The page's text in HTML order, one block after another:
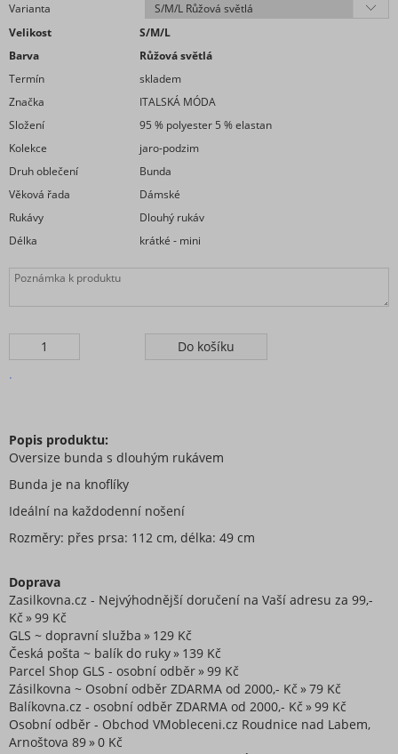
Varianta
Velikost
S/M/L
Barva
Růžová světlá
Termín
skladem
Značka
ITALSKÁ MÓDA
Složení
95 % polyester 5 % elastan
Kolekce
jaro-podzim
Druh oblečení
Bunda
Věková řada
Dámské
Rukávy
Dlouhý rukáv
Délka
krátké - mini
.
Popis produktu:
Oversize bunda s dlouhým rukávem
Bunda je na knoflíky
Ideální na každodenní nošení
Rozměry: přes prsa: 112 cm, délka: 49 cm
Doprava
Zasilkovna.cz - Nejvýhodnější doručení na Vaší adresu za 99,-
Kč
99 Kč
GLS ~ dopravní služba
129 Kč
Česká pošta ~ balík do ruky
139 Kč
Parcel Shop GLS - osobní odběr
99 Kč
Zásilkovna ~ Osobní odběr ZDARMA od 2000,- Kč
79 Kč
Balíkovna.cz - osobní odběr ZDARMA od 2000,- Kč
99 Kč
Osobní odběr - Obchod VMobleceni.cz Roudnice nad Labem,
Arnoštova 89
0 Kč